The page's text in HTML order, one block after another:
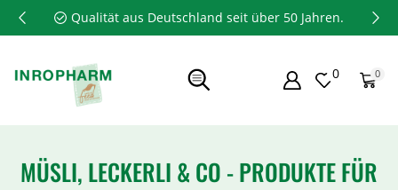
Qualität aus Deutschland seit über 50 Jahren.
0 0
MÜSLI, LECKERLI & CO - PRODUKTE FÜR